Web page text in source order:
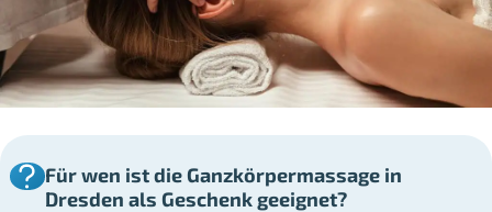
Für wen ist die Ganzkörpermassage in
Dresden als Geschenk geeignet?